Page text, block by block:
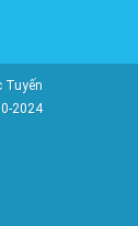
Tuyến
2024